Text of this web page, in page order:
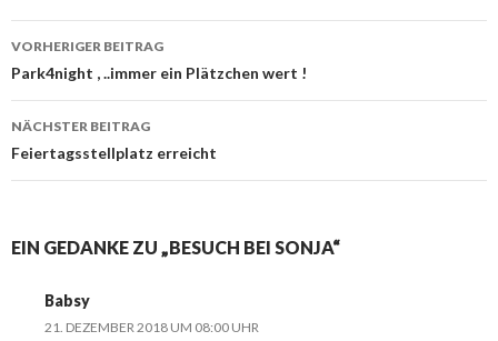
Beitrags-
Navigation
VORHERIGER BEITRAG
Park4night , ..immer ein Plätzchen wert !
NÄCHSTER BEITRAG
Feiertagsstellplatz erreicht
EIN GEDANKE ZU „BESUCH BEI SONJA“
Babsy
21. DEZEMBER 2018 UM 08:00 UHR